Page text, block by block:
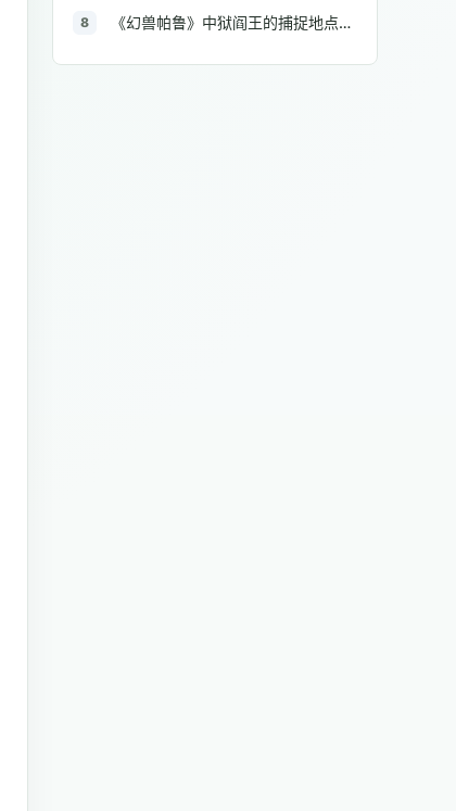
8 《幻兽帕鲁》中狱阎王的捕捉地点与策略全解析